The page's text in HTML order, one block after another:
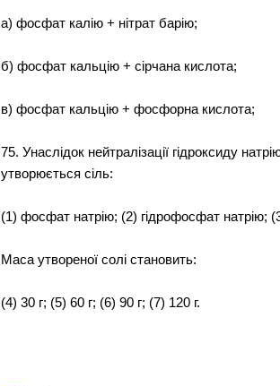
а) фосфат калію + нітрат барію;
б) фосфат кальцію + сірчана кислота;
в) фосфат кальцію + фосфорна кислота;
75. Унаслідок нейтралізації гідроксиду
утворюється сіль:
(1) фосфат натрію; (2) гідрофосфат натрію;
Маса утвореної солі становить:
(4) 30 г; (5) 60 г; (6) 90 г; (7) 120 г.